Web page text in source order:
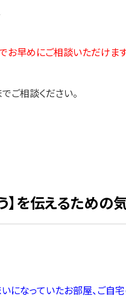
早めにご相談いただけます
でご相談ください。
を伝えるための
なっていたお部屋、ご自宅